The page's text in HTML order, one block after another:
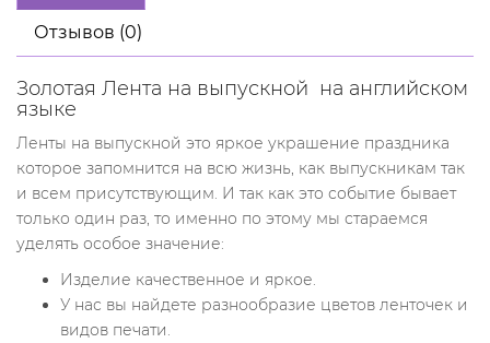
Отзывов (0)
Золотая Лента на выпускной на английском
языке
Ленты на выпускной это яркое украшение праздника
которое запомнится на всю жизнь, как выпускникам так
и всем присутствующим. И так как это событие бывает
только один раз, то именно по этому мы стараемся
уделять особое значение:
Изделие качественное и яркое.
У нас вы найдете разнообразие цветов ленточек и
видов печати.